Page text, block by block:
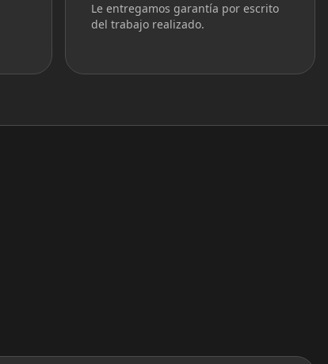
Le entregamos garantía por escrito
del trabajo realizado.